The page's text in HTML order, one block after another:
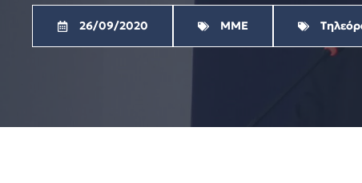
26/09/2020 ΜΜΕ